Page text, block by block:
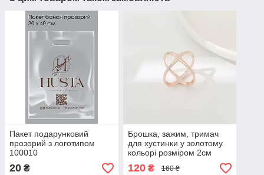
Пакет подарунковий
прозорий з логотипом
100010
20 ₴
Брошка, зажим, тримач
для хустинки у золотому
кольорі розміром 2см
100102
120₴ 160 ₴